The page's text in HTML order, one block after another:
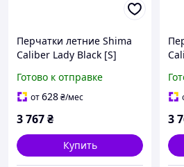
Перчатки летние Shima
Caliber Lady Black [S]
Готово к отправке
от628₴/мес
3 767₴
Купить
3